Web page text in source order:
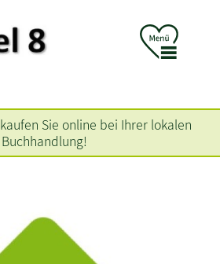
kaufen Sie online bei Ihrer lokalen
Buchhandlung!